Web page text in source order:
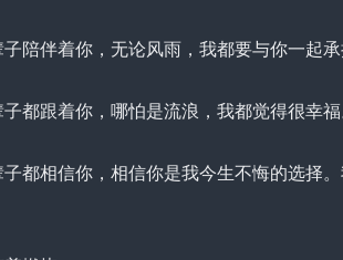
伴着你，无论风雨，我都要与你一起
跟着你，哪怕是流浪，我都觉得很幸福
相信你，相信你是我今生不悔的选择